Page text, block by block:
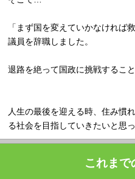
「まず国を変えていかなければ
議員を辞職しました。
退路を絶って国政に挑戦するこ
人生の最後を迎える時、住み慣
る社会を目指していきたいと思っ
これまで